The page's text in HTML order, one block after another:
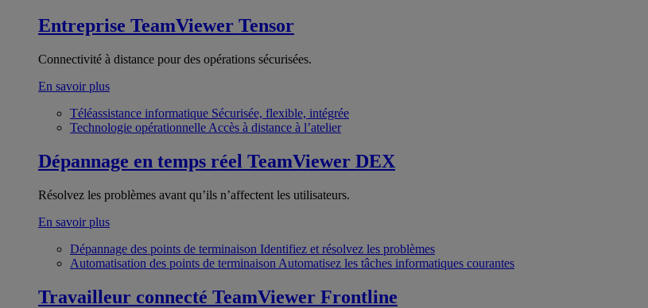
Entreprise TeamViewer Tensor
Connectivité à distance pour des opérations sécurisées.
En savoir plus
Téléassistance informatique Sécurisée, flexible, intégrée
Technologie opérationnelle Accès à distance à l’atelier
Dépannage en temps réel TeamViewer DEX
Résolvez les problèmes avant qu’ils n’affectent les utilisateurs.
En savoir plus
Dépannage des points de terminaison Identifiez et résolvez les problèmes
Automatisation des points de terminaison Automatisez les tâches informatiques courantes
Travailleur connecté TeamViewer Frontline